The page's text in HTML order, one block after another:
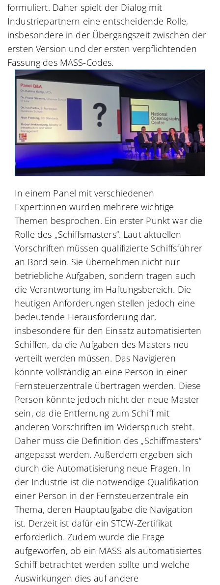
formuliert. Daher spielt der Dialog mit
Industriepartnern eine entscheidende Rolle,
insbesondere in der Übergangszeit zwischen der
ersten Version und der ersten verpflichtenden
Fassung des MASS-Codes.
In einem Panel mit verschiedenen
Expert:innen wurden mehrere wichtige
Themen besprochen. Ein erster Punkt war die
Rolle des „Schiffsmasters“. Laut aktuellen
Vorschriften müssen qualifizierte Schiffsführer
an Bord sein. Sie übernehmen nicht nur
betriebliche Aufgaben, sondern tragen auch
die Verantwortung im Haftungsbereich. Die
heutigen Anforderungen stellen jedoch eine
bedeutende Herausforderung dar,
insbesondere für den Einsatz automatisierten
Schiffen, da die Aufgaben des Masters neu
verteilt werden müssen. Das Navigieren
könnte vollständig an eine Person in einer
Fernsteuerzentrale übertragen werden. Diese
Person könnte jedoch nicht der neue Master
sein, da die Entfernung zum Schiff mit
anderen Vorschriften im Widerspruch steht.
Daher muss die Definition des „Schiffmasters“
angepasst werden. Außerdem ergeben sich
durch die Automatisierung neue Fragen. In
der Industrie ist die notwendige Qualifikation
einer Person in der Fernsteuerzentrale ein
Thema, deren Hauptaufgabe die Navigation
ist. Derzeit ist dafür ein STCW-Zertifikat
erforderlich. Zudem wurde die Frage
aufgeworfen, ob ein MASS als automatisiertes
Schiff betrachtet werden sollte und welche
Auswirkungen dies auf andere